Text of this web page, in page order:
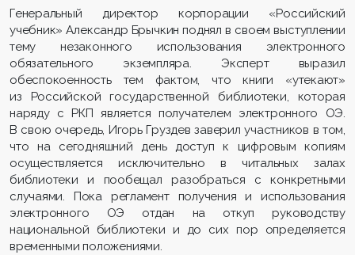
Генеральный директор корпорации «Российский
учебник» Александр Брычкин поднял в своем выступлении
тему незаконного использования электронного
обязательного экземпляра. Эксперт выразил
обеспокоенность тем фактом, что книги «утекают»
из Российской государственной библиотеки, которая
наряду с РКП является получателем электронного ОЭ.
В свою очередь, Игорь Груздев заверил участников в том,
что на сегодняшний день доступ к цифровым копиям
осуществляется исключительно в читальных залах
библиотеки и пообещал разобраться с конкретными
случаями. Пока регламент получения и использования
электронного ОЭ отдан на откуп руководству
национальной библиотеки и до сих пор определяется
временными положениями.